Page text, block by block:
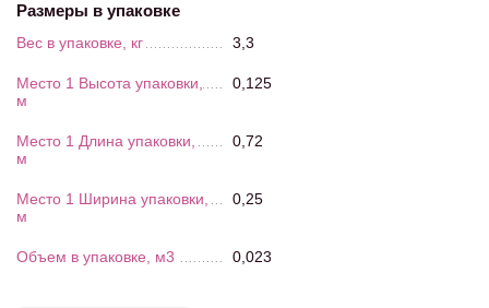
Размеры в упаковке
Вес в упаковке, кг 3,3
Место 1 Высота упаковки,
м
0,125
Место 1 Длина упаковки,
м
0,72
Место 1 Ширина упаковки,
м
0,25
Объем в упаковке, м3 0,023